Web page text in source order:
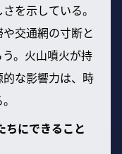
を示している。
交通網の寸断と
。火山噴火が持
な影響力は、時
ちにできること